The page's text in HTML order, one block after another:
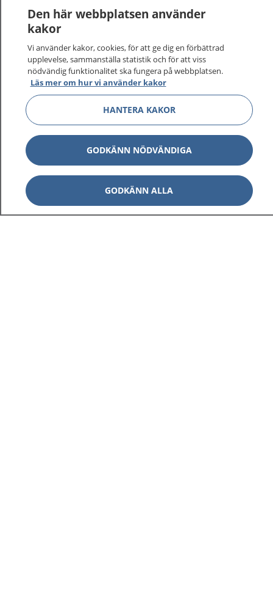
Den här webbplatsen använder
kakor
Vi använder kakor, cookies, för att ge dig en förbättrad
upplevelse, sammanställa statistik och för att viss
nödvändig funktionalitet ska fungera på webbplatsen.
Läs mer om hur vi använder kakor
HANTERA KAKOR
GODKÄNN NÖDVÄNDIGA
GODKÄNN ALLA